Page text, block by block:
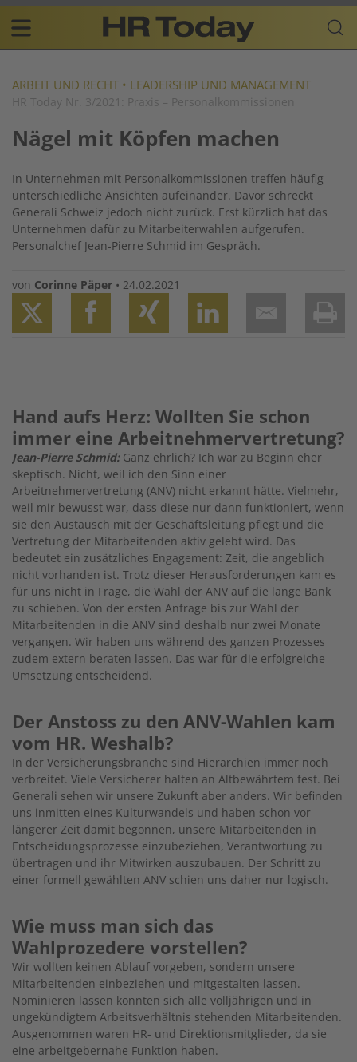
Skip
content
Plattform
für
Resources
navigation
DE
ARBEIT UND RECHT • LEADERSHIP UND MANAGEMENT
HR Today Nr. 3/2021: Praxis – Personalkommissionen
Nägel mit Köpfen machen
In Unternehmen mit Personalkommissionen treffen häufig
unterschiedliche Ansichten aufeinander. Davor schreckt
Generali Schweiz jedoch nicht zurück. Erst kürzlich hat das
Unternehmen dafür zu Mitarbeiterwahlen aufgerufen.
Personalchef Jean-Pierre Schmid im Gespräch.
von Corinne Päper • 24.02.2021
Hand aufs Herz: Wollten Sie schon
immer eine Arbeitnehmervertretung?
Jean-Pierre Schmid:Ganz ehrlich? Ich war zu Beginn eher
skeptisch. Nicht, weil ich den Sinn einer
Arbeitnehmervertretung (ANV) nicht erkannt hätte. Vielmehr,
weil mir bewusst war, dass diese nur dann funktioniert, wenn
sie den Austausch mit der Geschäftsleitung pflegt und die
Vertretung der Mitarbeitenden aktiv gelebt wird. Das
bedeutet ein zusätzliches Engagement: Zeit, die angeblich
nicht vorhanden ist. Trotz dieser Herausforderungen kam es
für uns nicht in Frage, die Wahl der ANV auf die lange Bank
zu schieben. Von der ersten Anfrage bis zur Wahl der
Mitarbeitenden in die ANV sind deshalb nur zwei Monate
vergangen. Wir haben uns während des ganzen Prozesses
zudem extern beraten lassen. Das war für die erfolgreiche
Umsetzung entscheidend.
Der Anstoss zu den ANV-Wahlen kam
vom HR. Weshalb?
In der Versicherungsbranche sind Hierarchien immer noch
verbreitet. Viele Versicherer halten an Altbewährtem fest. Bei
Generali sehen wir unsere Zukunft aber anders. Wir befinden
uns inmitten eines Kulturwandels und haben schon vor
längerer Zeit damit begonnen, unsere Mitarbeitenden in
Entscheidungsprozesse einzubeziehen, Verantwortung zu
übertragen und ihr Mitwirken auszubauen. Der Schritt zu
einer formell gewählten ANV schien uns daher nur logisch.
Wie muss man sich das
Wahlprozedere vorstellen?
Wir wollten keinen Ablauf vorgeben, sondern unsere
Mitarbeitenden einbeziehen und mitgestalten lassen.
Nominieren lassen konnten sich alle volljährigen und in
ungekündigtem Arbeitsverhältnis stehenden Mitarbeitenden.
Ausgenommen waren HR- und Direktionsmitglieder, da sie
eine arbeitgebernahe Funktion haben.